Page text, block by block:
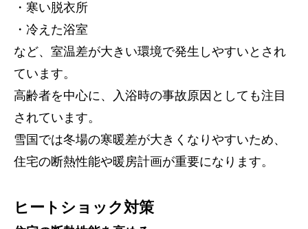
・寒い脱衣所
・冷えた浴室
など、室温差が大きい環境で発生しやすいとされ
ています。
高齢者を中心に、入浴時の事故原因としても注目
されています。
雪国では冬場の寒暖差が大きくなりやすいため、
住宅の断熱性能や暖房計画が重要になります。
ヒートショック対策